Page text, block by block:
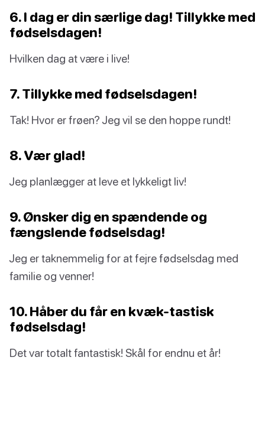
6. I dag er din særlige dag! Tillykke med
fødselsdagen!
Hvilken dag at være i live!
7. Tillykke med fødselsdagen!
Tak! Hvor er frøen? Jeg vil se den hoppe rundt!
8. Vær glad!
Jeg planlægger at leve et lykkeligt liv!
9. Ønsker dig en spændende og
fængslende fødselsdag!
Jeg er taknemmelig for at fejre fødselsdag med
familie og venner!
10. Håber du får en kvæk-tastisk
fødselsdag!
Det var totalt fantastisk! Skål for endnu et år!